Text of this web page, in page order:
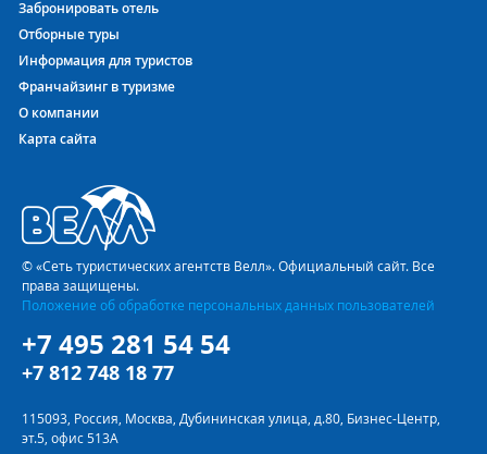
Забронировать отель
Отборные туры
Информация для туристов
Франчайзинг в туризме
О компании
Карта сайта
© «Сеть туристических агентств Велл». Официальный сайт. Все
права защищены.
Положение об обработке персональных данных пользователей
+7 495 281 54 54
+7 812 748 18 77
115093, Россия, Москва, Дубининская улица, д.80, Бизнес-Центр,
эт.5, офис 513А